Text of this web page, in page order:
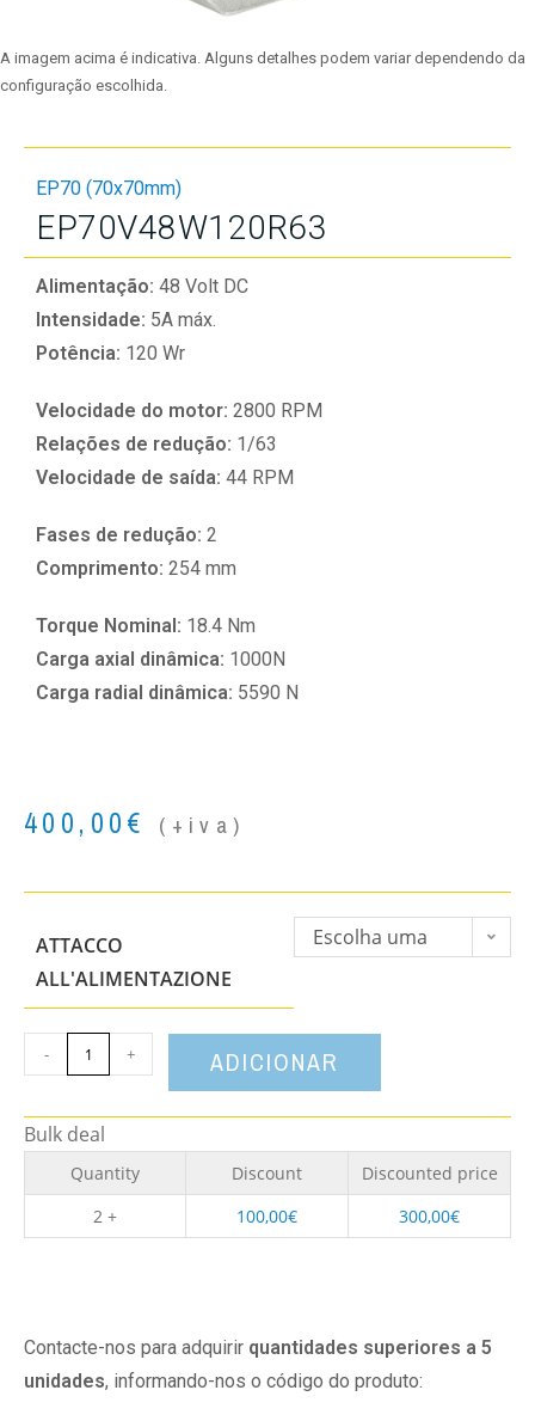
A imagem acima é indicativa. Alguns detalhes podem variar dependendo da
configuração escolhida.
EP70 (70x70mm)
EP70V48W120R63
Alimentação: 48 Volt DC
Intensidade: 5A máx.
Potência: 120 Wr
Velocidade do motor: 2800 RPM
Relações de redução: 1/63
Velocidade de saída: 44 RPM
Fases de redução: 2
Comprimento: 254 mm
Torque Nominal: 18.4 Nm
Carga axial dinâmica: 1000N
Carga radial dinâmica: 5590 N
400,00€ (+iva)
ATTACCO
ALL'ALIMENTAZIONE
Escolha uma
- + ADICIONAR
Bulk deal
Quantity Discount
Discounted price
2 +
100,00€ 300,00€
Contacte-nos para adquirir quantidades superiores a 5
unidades, informando-nos o código do produto: